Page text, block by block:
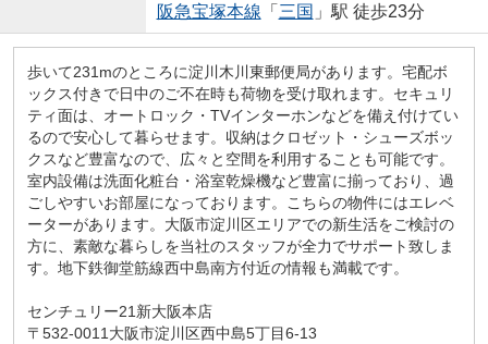
阪急宝塚本線 「 三国 」駅 徒歩23分
歩いて231mのところに淀川木川東郵便局があります。宅配ボ
ックス付きで日中のご不在時も荷物を受け取れます。セキュリ
ティ面は、オートロック・TVインターホンなどを備え付けてい
るので安心して暮らせます。収納はクロゼット・シューズボッ
クスなど豊富なので、広々と空間を利用することも可能です。
室内設備は洗面化粧台・浴室乾燥機など豊富に揃っており、過
ごしやすいお部屋になっております。こちらの物件にはエレベ
ーターがあります。大阪市淀川区エリアでの新生活をご検討の
方に、素敵な暮らしを当社のスタッフが全力でサポート致しま
す。地下鉄御堂筋線西中島南方付近の情報も満載です。
センチュリー21新大阪本店
〒532-0011大阪市淀川区西中島5丁目6-13